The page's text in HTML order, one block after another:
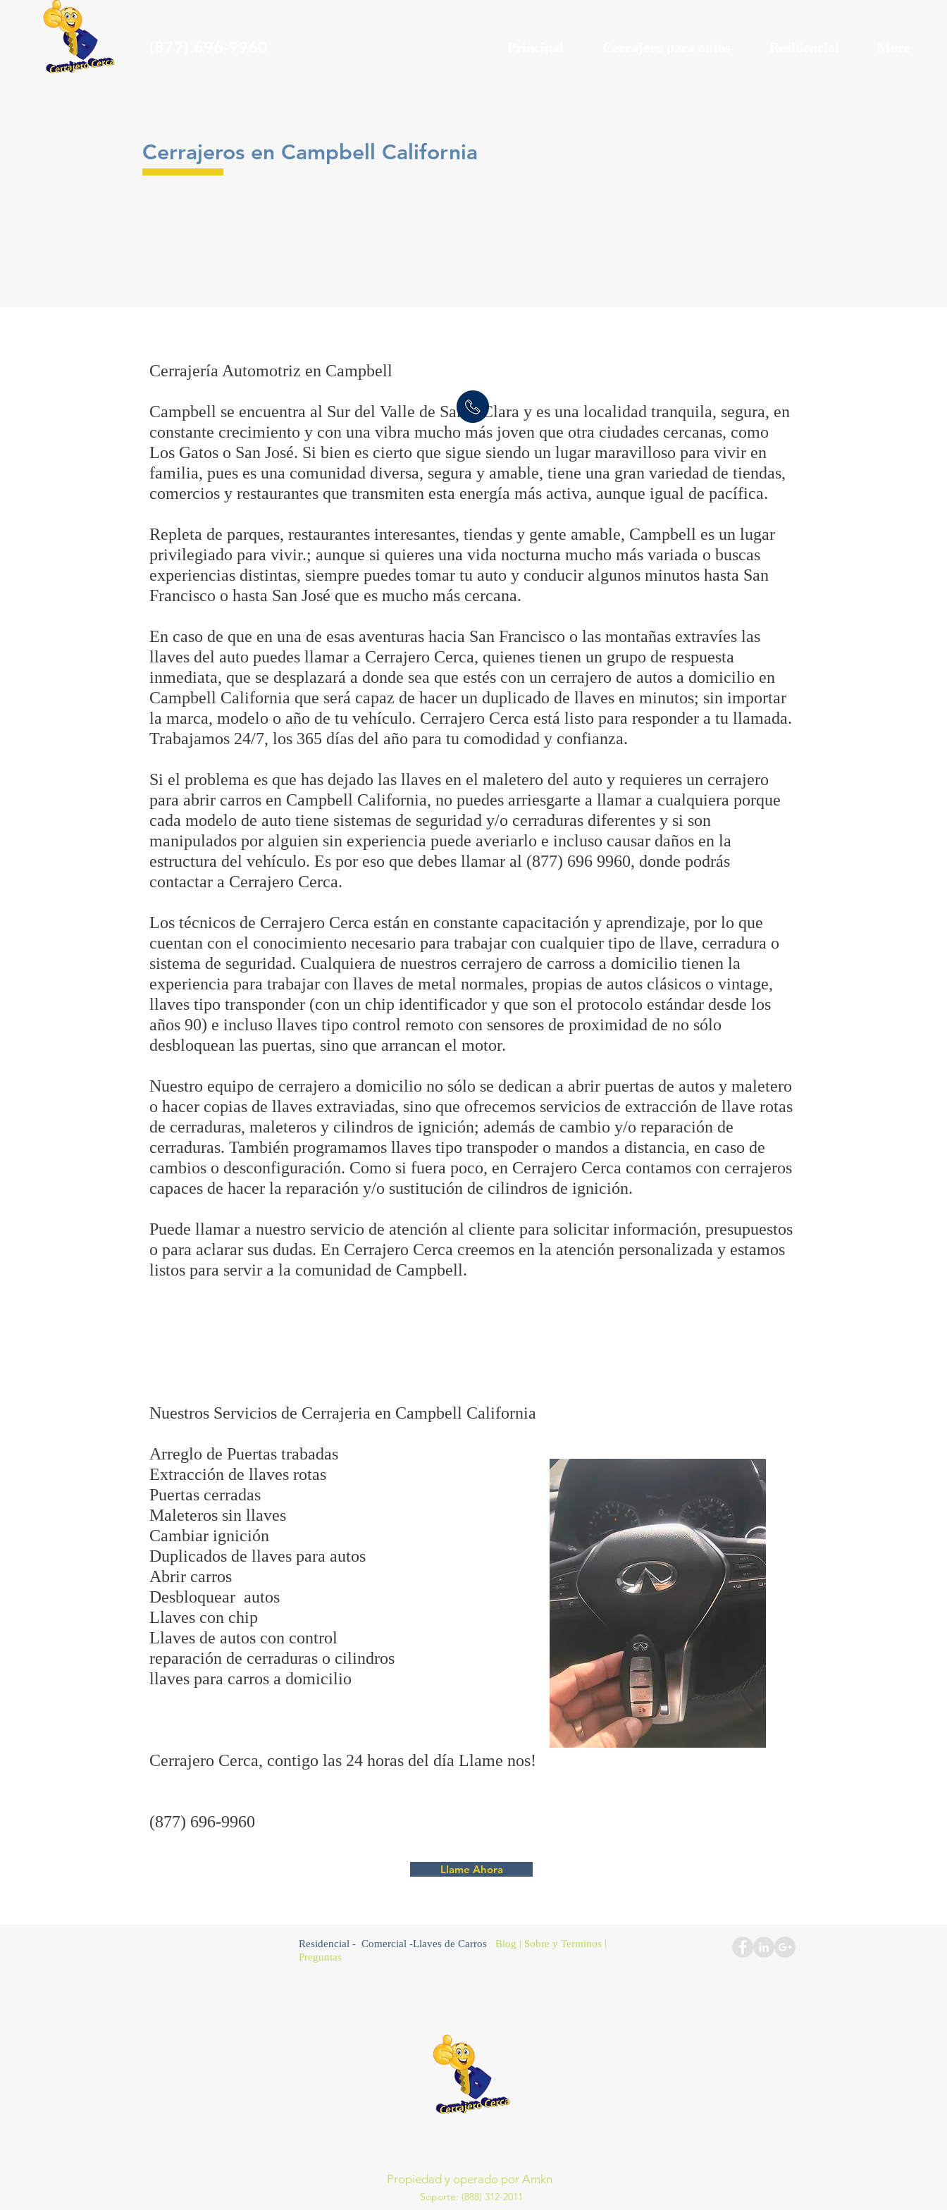
Cerrajeros en Campbell California
Cerrajería Automotriz en Campbell
Campbell se encuentra al Sur del Valle de Santa Clara y es una localidad tranquila, segura, en
constante crecimiento y con una vibra mucho más joven que otra ciudades cercanas, como
Los Gatos o San José. Si bien es cierto que sigue siendo un lugar maravilloso para vivir en
familia, pues es una comunidad diversa, segura y amable, tiene una gran variedad de tiendas,
comercios y restaurantes que transmiten esta energía más activa, aunque igual de pacífica.
Repleta de parques, restaurantes interesantes, tiendas y gente amable, Campbell es un lugar
privilegiado para vivir.; aunque si quieres una vida nocturna mucho más variada o buscas
experiencias distintas, siempre puedes tomar tu auto y conducir algunos minutos hasta San
Francisco o hasta San José que es mucho más cercana.
En caso de que en una de esas aventuras hacia San Francisco o las montañas extravíes las
llaves del auto puedes llamar a Cerrajero Cerca, quienes tienen un grupo de respuesta
inmediata, que se desplazará a donde sea que estés con un cerrajero de autos a domicilio en
Campbell California que será capaz de hacer un duplicado de llaves en minutos; sin importar
la marca, modelo o año de tu vehículo. Cerrajero Cerca está listo para responder a tu llamada.
Trabajamos 24/7, los 365 días del año para tu comodidad y confianza.
Si el problema es que has dejado las llaves en el maletero del auto y requieres un cerrajero
para abrir carros en Campbell California, no puedes arriesgarte a llamar a cualquiera porque
cada modelo de auto tiene sistemas de seguridad y/o cerraduras diferentes y si son
manipulados por alguien sin experiencia puede averiarlo e incluso causar daños en la
estructura del vehículo. Es por eso que debes llamar al (877) 696 9960, donde podrás
contactar a Cerrajero Cerca.
Los técnicos de Cerrajero Cerca están en constante capacitación y aprendizaje, por lo que
cuentan con el conocimiento necesario para trabajar con cualquier tipo de llave, cerradura o
sistema de seguridad. Cualquiera de nuestros cerrajero de carross a domicilio tienen la
experiencia para trabajar con llaves de metal normales, propias de autos clásicos o vintage,
llaves tipo transponder (con un chip identificador y que son el protocolo estándar desde los
años 90) e incluso llaves tipo control remoto con sensores de proximidad de no sólo
desbloquean las puertas, sino que arrancan el motor.
Nuestro equipo de cerrajero a domicilio no sólo se dedican a abrir puertas de autos y maletero
o hacer copias de llaves extraviadas, sino que ofrecemos servicios de extracción de llave rotas
de cerraduras, maleteros y cilindros de ignición; además de cambio y/o reparación de
cerraduras. También programamos llaves tipo transpoder o mandos a distancia, en caso de
cambios o desconfiguración. Como si fuera poco, en Cerrajero Cerca contamos con cerrajeros
capaces de hacer la reparación y/o sustitución de cilindros de ignición.
Puede llamar a nuestro servicio de atención al cliente para solicitar información, presupuestos
o para aclarar sus dudas. En Cerrajero Cerca creemos en la atención personalizada y estamos
listos para servir a la comunidad de Campbell.
Nuestros Servicios de Cerrajeria en Campbell California
Arreglo de Puertas trabadas
Extracción de llaves rotas
Puertas cerradas
Maleteros sin llaves
Cambiar ignición
Duplicados de llaves para autos
Abrir carros
Desbloquear autos
Llaves con chip
Llaves de autos con control
reparación de cerraduras o cilindros
llaves para carros a domicilio
Cerrajero Cerca, contigo las 24 horas del día Llame nos!
(877) 696-9960
Llame Ahora
Residencial - Comercial -Llaves de Carros Blog | Sobre y Terminos |
Preguntas
Propiedad y operado por Amkn
Soporte: (888) 312-2011